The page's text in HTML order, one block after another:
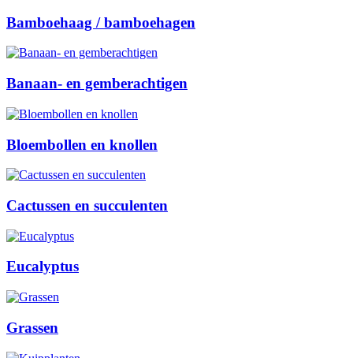
Bamboehaag / bamboehagen
Banaan- en gemberachtigen
Bloembollen en knollen
Cactussen en succulenten
Eucalyptus
Grassen